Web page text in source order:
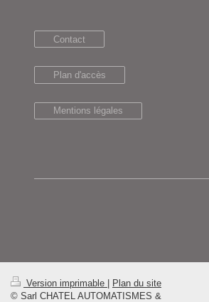
Contact
Plan d'accès
Mentions légales
Version imprimable
Plan du site
© Sarl CHATEL AUTOMATISMES &